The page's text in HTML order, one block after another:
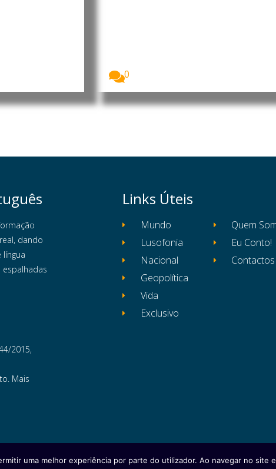
0
dando
2015,
Mais
Links Úteis
Mundo
Lusofonia
Nacional
Geopolítica
Vida
Exclusivo
Quem
Eu Conto!
Contactos
| Todos os direitos reservados Ficha
uma melhor experiência por parte do utilizador. Ao navegar no site